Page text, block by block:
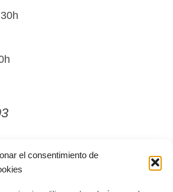
el consentimiento de
de la Plana